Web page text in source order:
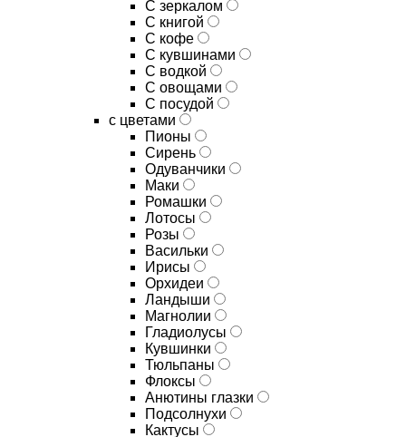
C зеркалом
C книгой
C кофе
C кувшинами
C водкой
C овощами
C посудой
с цветами
Пионы
Сирень
Одуванчики
Маки
Ромашки
Лотосы
Розы
Васильки
Ирисы
Орхидеи
Ландыши
Магнолии
Гладиолусы
Кувшинки
Тюльпаны
Флоксы
Анютины глазки
Подсолнухи
Кактусы